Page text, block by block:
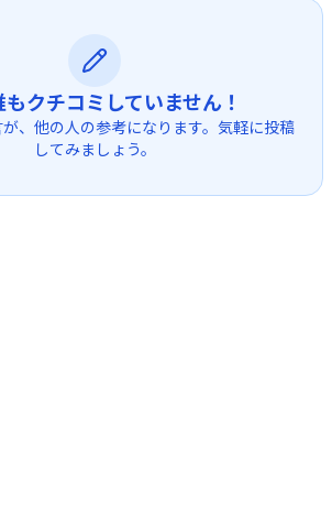
もクチコミしていません！
、他の人の参考になります。気軽に投稿
してみましょう。